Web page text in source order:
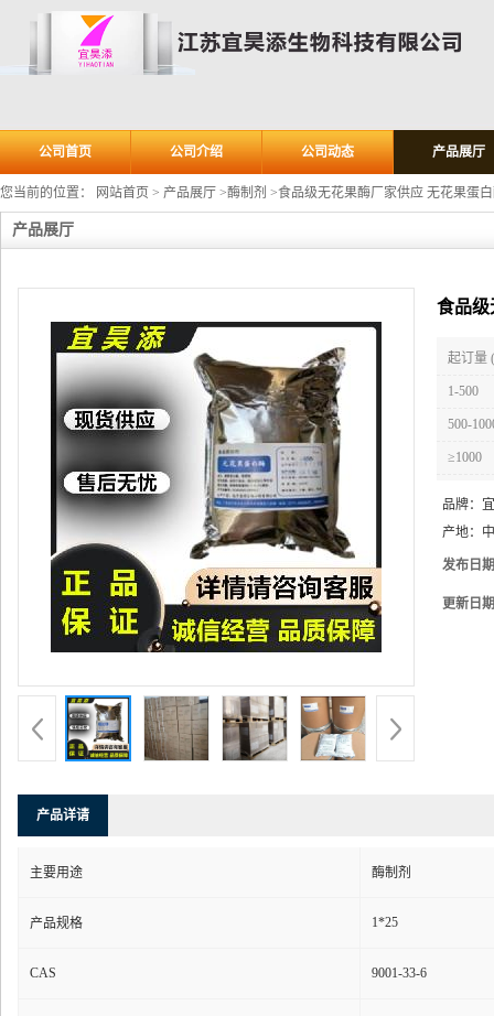
公司首页 公司介绍 公司动态 产品展厅
您当前的位置： 网站首页 > 产品展厅 >酶制剂 >食品级无花果酶厂家供应 无花果蛋
产品展厅
食品级
起订量
1-500
500-
≥1000
品牌：
产地：
发布日
更新日
产品详请
主要用途 酶制剂
产品规格 1*25
CAS 9001-33-6